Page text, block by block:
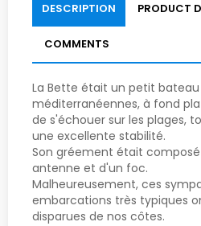
DESCRIPTION PRODUCT
COMMENTS
La Bette était un petit
méditerranéennes, à fond
de s'échouer sur les plages,
une excellente stabilité.
Son gréement était
antenne et d'un foc.
Malheureusement, ces
embarcations très typiques
disparues de nos côtes.